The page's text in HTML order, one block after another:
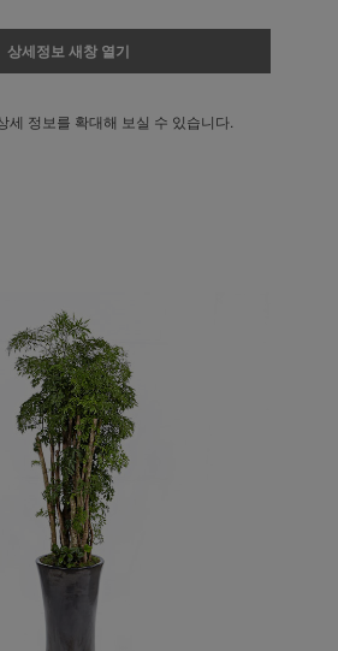
상세정보 새창 열기
세 정보를 확대해 보실 수 있습니다.